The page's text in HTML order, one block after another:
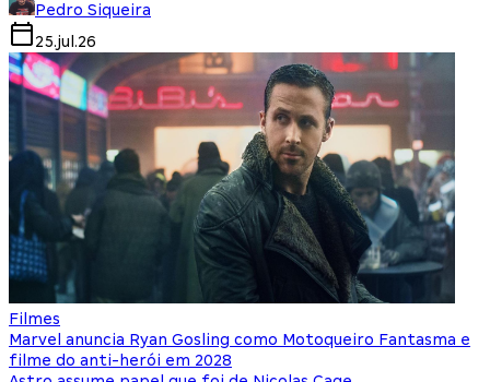
Pedro Siqueira
25.jul.26
Filmes
Marvel anuncia Ryan Gosling como Motoqueiro Fantasma e
filme do anti-herói em 2028